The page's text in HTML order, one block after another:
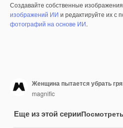
Создавайте собственные
изображений ИИ и редактируйте их с
фотографий на основе ИИ.
Женщина пытается убрать
magnific
Еще из этой серии